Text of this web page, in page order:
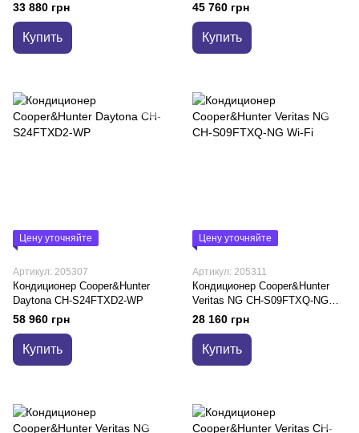
33 880 грн
Купить
45 760 грн
Купить
Цену уточняйте
Артикул: 205307
Кондиционер Cooper&Hunter
Daytona CH-S24FTXD2-WP
58 960 грн
Купить
Цену уточняйте
Артикул: 205311
Кондиционер Cooper&Hunter
Veritas NG CH-S09FTXQ-NG
Wi-Fi
28 160 грн
Купить